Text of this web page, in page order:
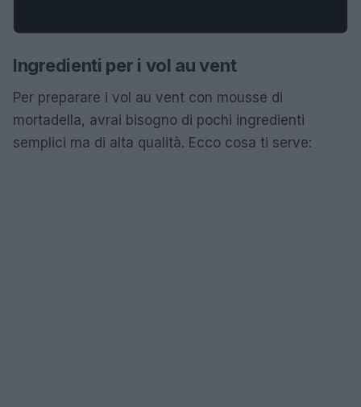
Ingredienti per i vol au vent
Per preparare i vol au vent con mousse di
mortadella, avrai bisogno di pochi ingredienti
semplici ma di alta qualità. Ecco cosa ti serve: